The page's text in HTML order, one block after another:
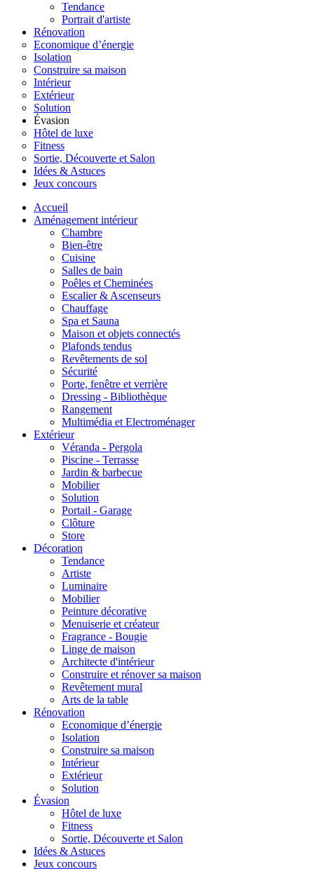
Tendance
Portrait d'artiste
Rénovation
Economique d’énergie
Isolation
Construire sa maison
Intérieur
Extérieur
Solution
Évasion
Hôtel de luxe
Fitness
Sortie, Découverte et Salon
Idées & Astuces
Jeux concours
Accueil
Aménagement intérieur
Chambre
Bien-être
Cuisine
Salles de bain
Poêles et Cheminées
Escalier & Ascenseurs
Chauffage
Spa et Sauna
Maison et objets connectés
Plafonds tendus
Revêtements de sol
Sécurité
Porte, fenêtre et verrière
Dressing - Bibliothèque
Rangement
Multimédia et Electroménager
Extérieur
Véranda - Pergola
Piscine - Terrasse
Jardin & barbecue
Mobilier
Solution
Portail - Garage
Clôture
Store
Décoration
Tendance
Artiste
Luminaire
Mobilier
Peinture décorative
Menuiserie et créateur
Fragrance - Bougie
Linge de maison
Architecte d'intérieur
Construire et rénover sa maison
Revêtement mural
Arts de la table
Rénovation
Economique d’énergie
Isolation
Construire sa maison
Intérieur
Extérieur
Solution
Évasion
Hôtel de luxe
Fitness
Sortie, Découverte et Salon
Idées & Astuces
Jeux concours